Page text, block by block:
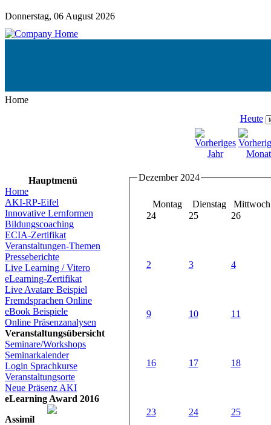
Donnerstag, 06 August 2026
Home
Hauptmenü
Home
AKI-RP-Eifel
Innovative Lernformen
Bildungscoaching
ECIA-Zertifikat
Veranstaltungen-Themen
Presseberichte
Live Learning / Vitero
eLearning-Zertifikat
Live Avatare Beispiel
Fremdsprachen Online
eBook Beispiele
Online Präsenzanalysen
Veranstaltungsübersicht
Seminare/Workshops
Seminarkalender
Login Sprachkurse
Veranstaltungsorte
Neue Präsenz AKI
eLearning Award 2016
Assimil
Heute
Dezember 2024
Montag Dienstag
Mittwoch
24
25 26
2 3 4
9 10 11
16 17 18
23 24 25